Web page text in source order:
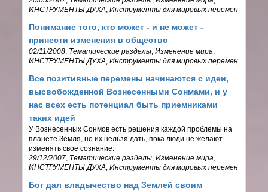
ИНСТРУМЕНТЫ ДУХА ,Инструменты для мировых перемен
Понимание того, кто может - и не может -
принести изменения в общество
02/11/2008 Тематические разделы ,Изменение мира
ИНСТРУМЕНТЫ ДУХА ,Инструменты для мировых перемен
Все позитивные перемены начинаются с идеи,
высвобожденной Вознесенными Сонмами, и у
нас всех есть потенциал быть приемниками
таких идей
У Вознесенных Сонмов есть решения каждой проблемы на
планете Земля, но их нельзя дать, пока люди не желают
изменять свое сознание.
29/12/2007 Тематические разделы ,Изменение мира
ИНСТРУМЕНТЫ ДУХА ,Инструменты для мировых перемен
Бог дал владычество над Землей своим